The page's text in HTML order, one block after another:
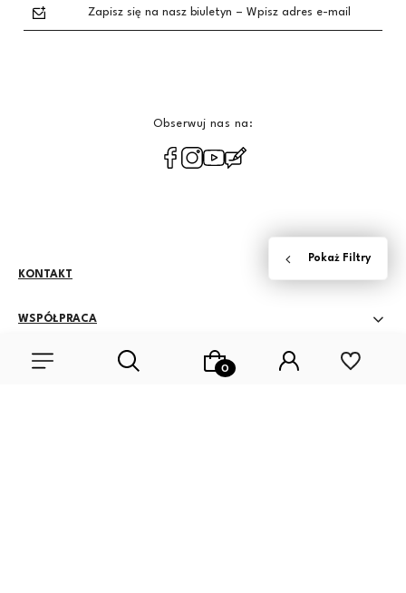
Zapisz się na nasz biuletyn – Wpisz adres e-mail
Obserwuj nas na:
KONTAKT
WSPÓŁPRACA
GWARANCJA I ZWROTY